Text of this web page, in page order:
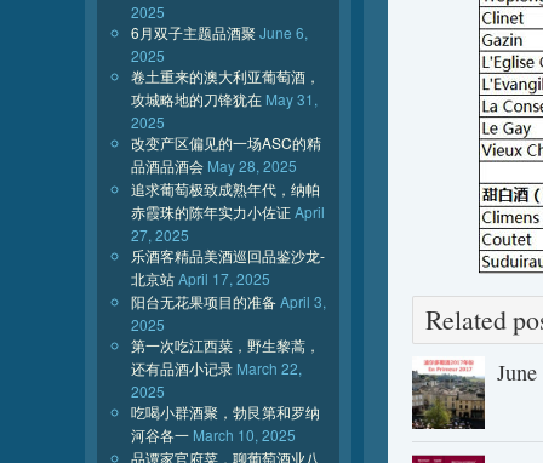
Related
2025
6月双子主题品酒聚 June 6,
2025
卷土重来的澳大利亚葡萄酒，
攻城略地的刀锋犹在 May 31,
2025
改变产区偏见的一场ASC的精
品酒品酒会 May 28, 2025
追求葡萄极致成熟年代，纳帕
赤霞珠的陈年实力小佐证April
27, 2025
乐酒客精品美酒巡回品鉴沙龙-
北京站April 17, 2025
阳台无花果项目的准备April 3,
2025
第一次吃江西菜，野生黎蒿，
还有品酒小记录 March 22,
2025
吃喝小群酒聚，勃艮第和罗纳
河谷各一 March 10, 2025
品谭家官府菜，聊葡萄酒业八